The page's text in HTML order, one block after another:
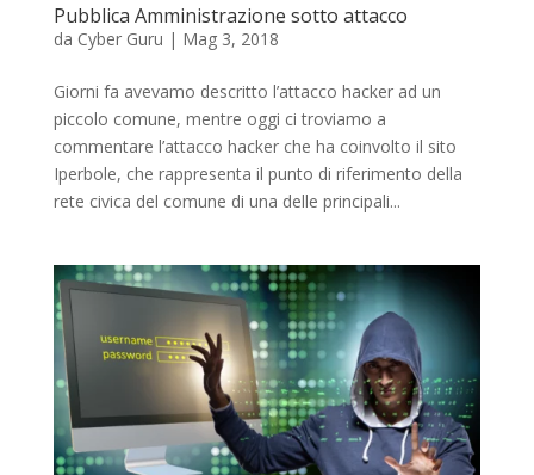
Pubblica Amministrazione sotto attacco
da Cyber Guru | Mag 3, 2018
Giorni fa avevamo descritto l’attacco hacker ad un
piccolo comune, mentre oggi ci troviamo a
commentare l’attacco hacker che ha coinvolto il sito
Iperbole, che rappresenta il punto di riferimento della
rete civica del comune di una delle principali...